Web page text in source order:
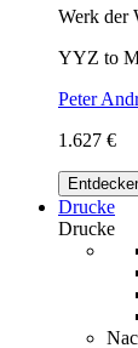
Werk der
YYZ to
Peter
1.627 €
Drucke
Drucke